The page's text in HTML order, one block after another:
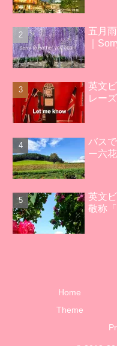
五月
｜
英文
レー
バス
ー六
英文
敬称
Home
Theme